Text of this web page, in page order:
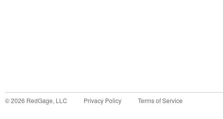
©2026 RedGage, LLC Privacy Policy Terms of Service